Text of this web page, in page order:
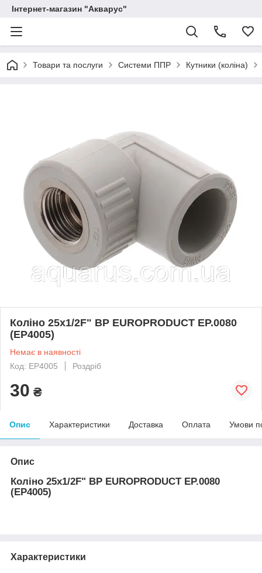
Інтернет-магазин "Акварус"
Товари та послуги Системи ППР Кутники (коліна)
Коліно 25x1/2F" ВР EUROPRODUCT EP.0080
(EP4005)
Немає в наявності
Код: EP4005
Роздріб
30 ₴
Опис Характеристики Доставка Оплата Умови
Опис
Коліно 25x1/2F" ВР EUROPRODUCT EP.0080
(EP4005)
Характеристики